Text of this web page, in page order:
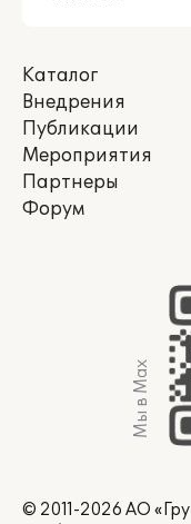
Каталог
Внедрения
Публикации
Мероприятия
Партнеры
Форум
Мы в Max
© 2011-2026 АО